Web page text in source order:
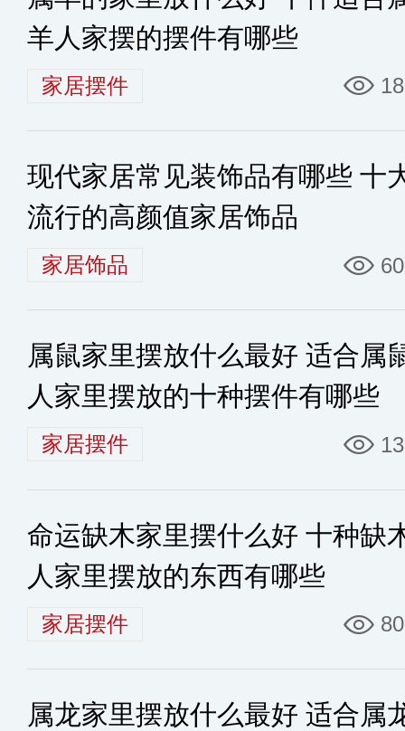
羊人家摆的摆件有哪些
家居摆件
现代家居常见装饰品有哪些 十
流行的高颜值家居饰品
家居饰品
属鼠家里摆放什么最好 适合属
人家里摆放的十种摆件有哪些
家居摆件
命运缺木家里摆什么好 十种缺
人家里摆放的东西有哪些
家居摆件
属龙家里摆放什么最好 适合属